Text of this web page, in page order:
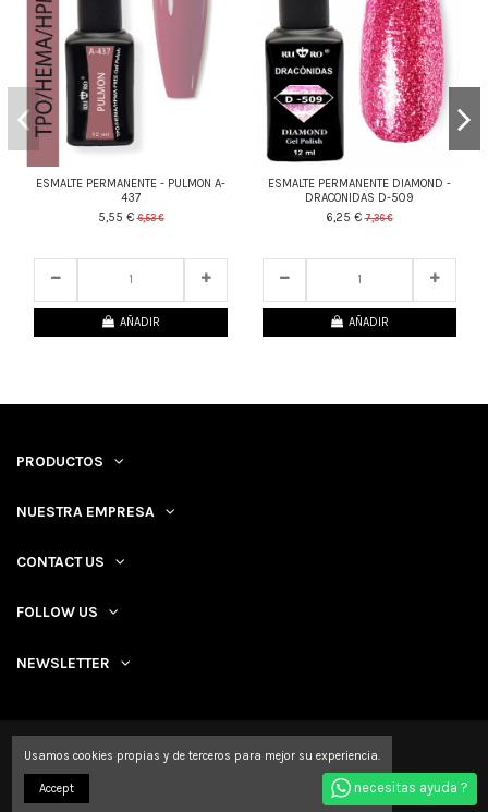
ESMALTE PERMANENTE - PULMON A-
437
5,55 €6,53 €
AÑADIR
ESMALTE PERMANENTE DIAMOND -
DRACONIDAS D-509
6,25 €7,36 €
AÑADIR
PRODUCTOS
NUESTRA EMPRESA
CONTACT US
FOLLOW US
NEWSLETTER
Ruro-Nails © 2023 All rights reserved
Usamos cookies propias y de terceros para mejor su experiencia.
Accept necesitas ayuda ?